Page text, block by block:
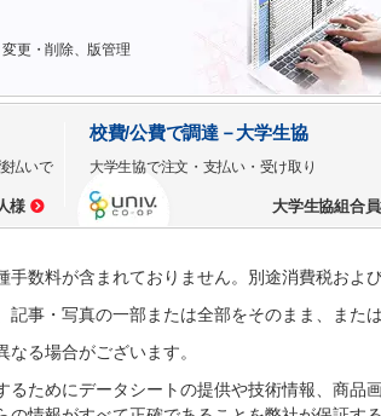
更・削除、版管理
払いで
様
校費/公費で調達－大学生協
大学生協で注文・支払い・受け取り
大学生協組合
数料が含まれておりません。別途消費税およ
事・写真の一部または全部をそのまま、また
る場合がございます。
ためにデータシートの提供や技術情報、商品